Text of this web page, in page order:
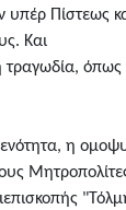
Πίστεως
Και
η